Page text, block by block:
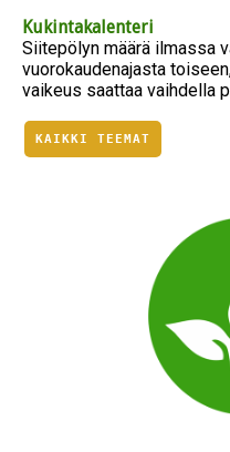
Kukintakalenteri
Siitepölyn määrä ilmassa
vuorokaudenajasta
vaikeus saattaa vaihdella
KAIKKI TEEMAT